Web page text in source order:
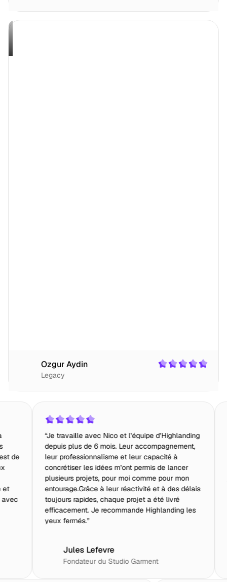
Ozgur Aydin
Legacy
travaille avec Nico et l’équipe d’Highlanding
plus de 6 mois. Leur accompagnement,
professionnalisme et leur capacité à
les idées m’ont permis de lancer
projets, pour moi comme pour mon
à leur réactivité et à des délais
rapides, chaque projet a été livré
Je recommande Highlanding les
Fondateur du Studio Garment
“Honnêtement,
des sites aussi
SEO, copy,
envoyé
jamais été
qualité est
irréprochable.
témoignages,